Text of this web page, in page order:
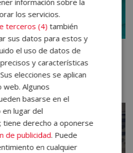
los servicios.
terceros (4)también
sus datos para estos y
el uso de datos de
y características
elecciones se aplican
Algunos
basarse en el
lugar del
tiene derecho a oponerse
de publicidad. Puede
en cualquier